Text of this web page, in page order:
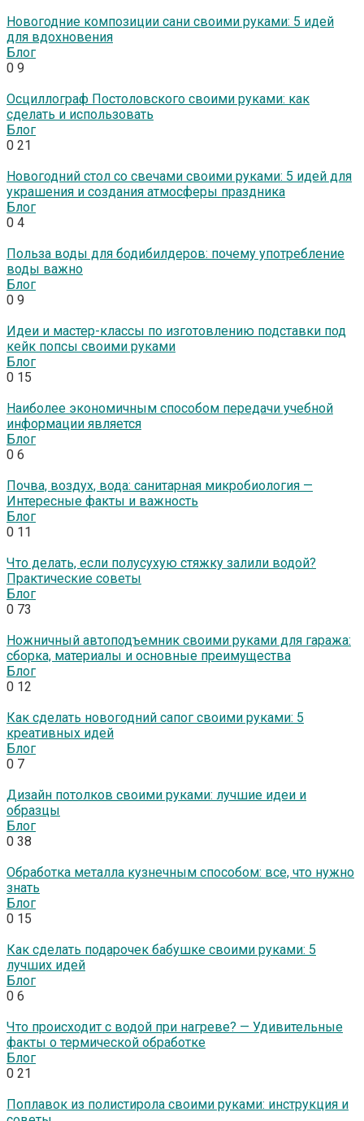
Новогодние композиции сани своими руками: 5 идей
для вдохновения
Блог
0 9
Осциллограф Постоловского своими руками: как
сделать и использовать
Блог
0 21
Новогодний стол со свечами своими руками: 5 идей для
украшения и создания атмосферы праздника
Блог
0 4
Польза воды для бодибилдеров: почему употребление
воды важно
Блог
0 9
Идеи и мастер-классы по изготовлению подставки под
кейк попсы своими руками
Блог
0 15
Наиболее экономичным способом передачи учебной
информации является
Блог
0 6
Почва, воздух, вода: санитарная микробиология —
Интересные факты и важность
Блог
0 11
Что делать, если полусухую стяжку залили водой?
Практические советы
Блог
0 73
Ножничный автоподъемник своими руками для гаража:
сборка, материалы и основные преимущества
Блог
0 12
Как сделать новогодний сапог своими руками: 5
креативных идей
Блог
0 7
Дизайн потолков своими руками: лучшие идеи и
образцы
Блог
0 38
Обработка металла кузнечным способом: все, что нужно
знать
Блог
0 15
Как сделать подарочек бабушке своими руками: 5
лучших идей
Блог
0 6
Что происходит с водой при нагреве? — Удивительные
факты о термической обработке
Блог
0 21
Поплавок из полистирола своими руками: инструкция и